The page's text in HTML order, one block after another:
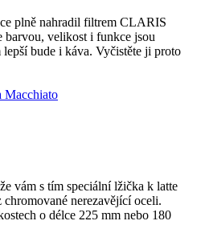
plně nahradil filtrem CLARIS
velikost i funkce jsou
bude i káva. Vyčistěte ji proto
vám s tím speciální lžička k latte
nerezavějící oceli.
o délce 225 mm nebo 180